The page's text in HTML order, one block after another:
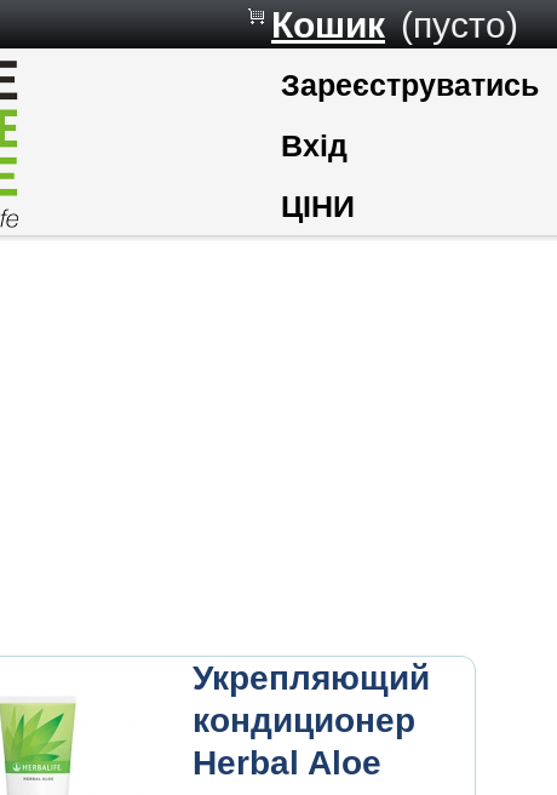
Кошик (пусто)
Зареєструватись
Вхід
ЦІНИ
Укрепляющий
кондиционер
Herbal Aloe